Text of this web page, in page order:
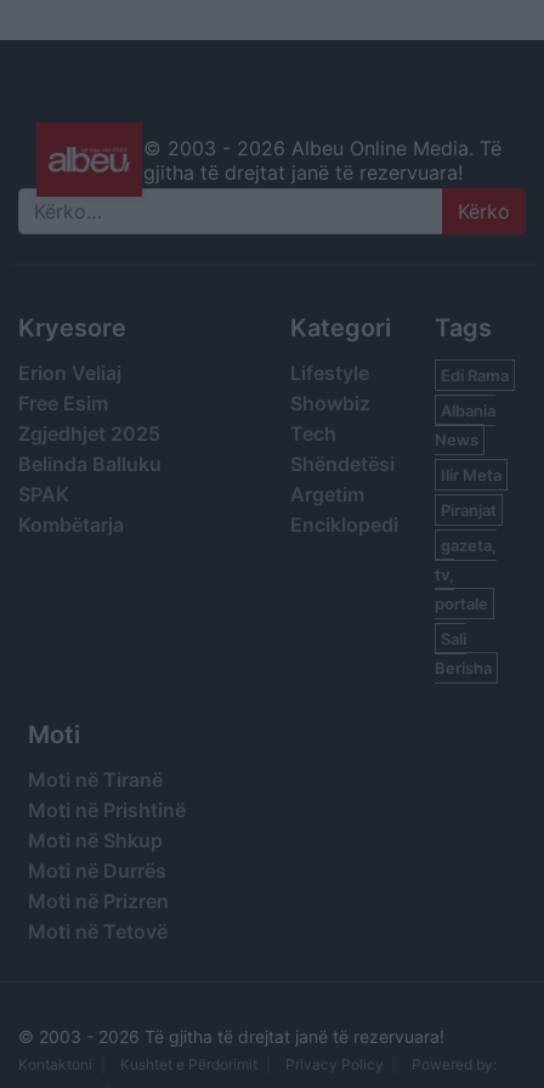
© 2003 - 2026 Albeu Online Media. Të
gjitha të drejtat janë të rezervuara!
Search
Kryesore
Erion Veliaj
Free Esim
Zgjedhjet 2025
Belinda Balluku
SPAK
Kombëtarja
Kategori
Lifestyle
Showbiz
Tech
Shëndetësi
Argetim
Enciklopedi
Tags
Edi Rama
Albania
News
Ilir Meta
Piranjat
gazeta,
tv,
portale
Sali
Berisha
Moti
Moti në Tiranë
Moti në Prishtinë
Moti në Shkup
Moti në Durrës
Moti në Prizren
Moti në Tetovë
© 2003 - 2026 Të gjitha të drejtat janë të rezervuara!
Kontaktoni Kushtet e Përdorimit Privacy Policy
Powered by: